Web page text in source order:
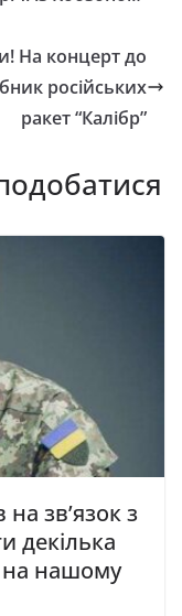
На концерт до
російських
ракет “Калібр”
зв’язок з
декілька
на нашому